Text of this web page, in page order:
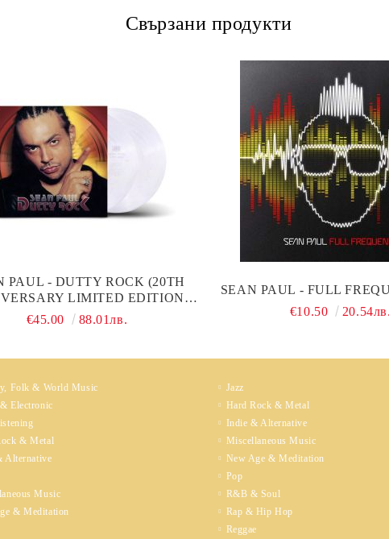
Свързани продукти
PAUL - DUTTY ROCK (20TH
LIMITED EDITION,
CLEAR) (2 X VINYL)
€45.00 88.01лв.
SEAN PAUL - FULL
€10.50
Folk & World Music
Electronic
& Metal
Alternative
Music
& Meditation
Jazz
Hard Rock & Metal
Indie & Alternative
Miscellaneous Music
New Age & Meditation
Pop
R&B & Soul
Rap & Hip Hop
Reggae